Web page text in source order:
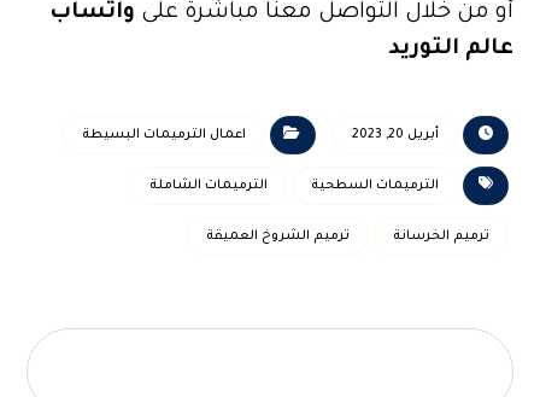
أو من خلال التواصل معنا مباشرة على واتساب
عالم التوريد
أبريل 20, 2023 اعمال الترميمات البسيطة
الترميمات السطحية الترميمات الشاملة
ترميم الخرسانة ترميم الشروخ العميقة